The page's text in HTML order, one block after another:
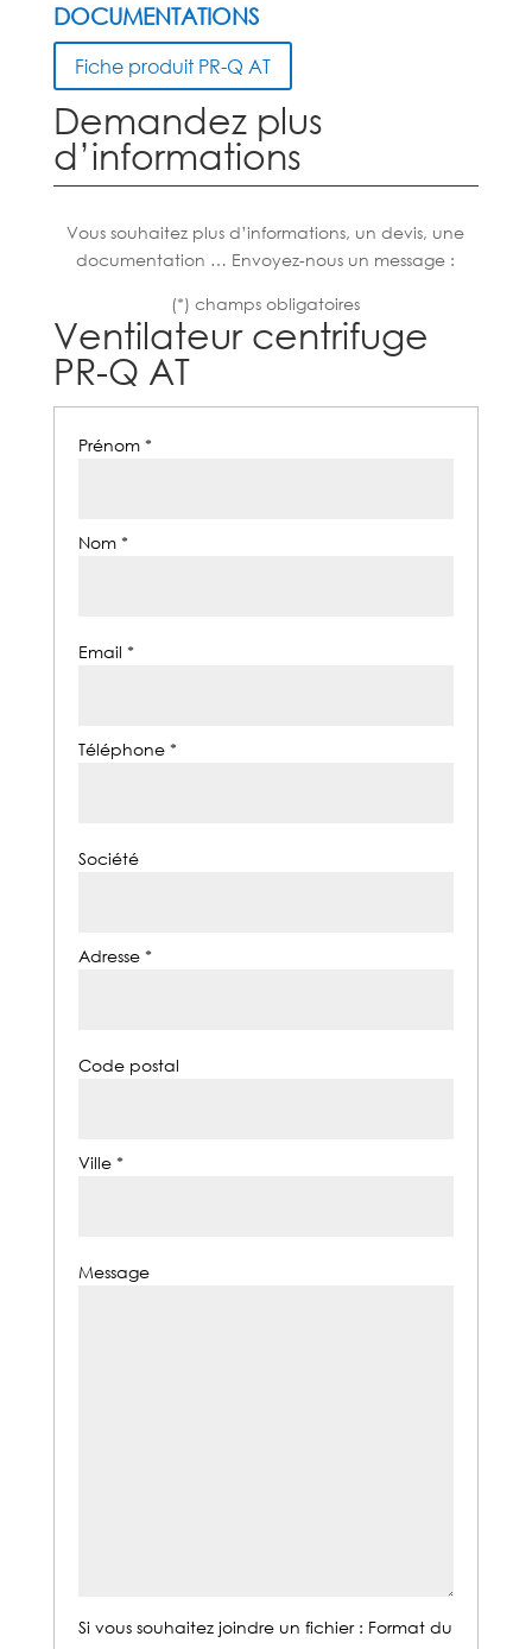
DOCUMENTATIONS
Fiche produit PR-Q AT
Demandez plus
d’informations
Vous souhaitez plus d’informations, un devis, une
documentation … Envoyez-nous un message :
(*) champs obligatoires
Ventilateur centrifuge
PR-Q AT
Prénom *
Nom *
Email *
Téléphone *
Société
Adresse *
Code postal
Ville *
Message
Si vous souhaitez joindre un fichier : Format du